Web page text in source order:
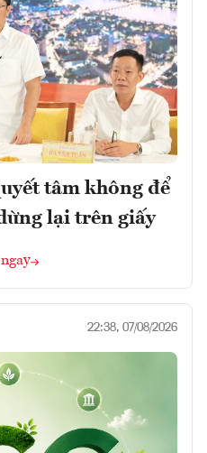
tâm không để
lại trên giấy
22:38, 07/08/2026